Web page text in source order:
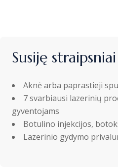
Susiję straipsniai
Aknė arba paprastieji
7 svarbiausi lazerinių
gyventojams
Botulino injekcijos,
Lazerinio gydymo